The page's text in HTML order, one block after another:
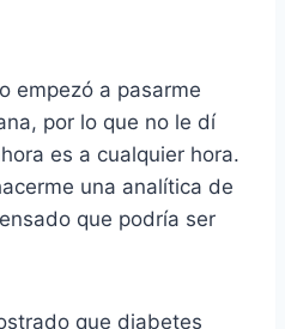
empezó a pasarme
por lo que no le dí
es a cualquier hora.
una analítica de
que podría ser
que diabetes